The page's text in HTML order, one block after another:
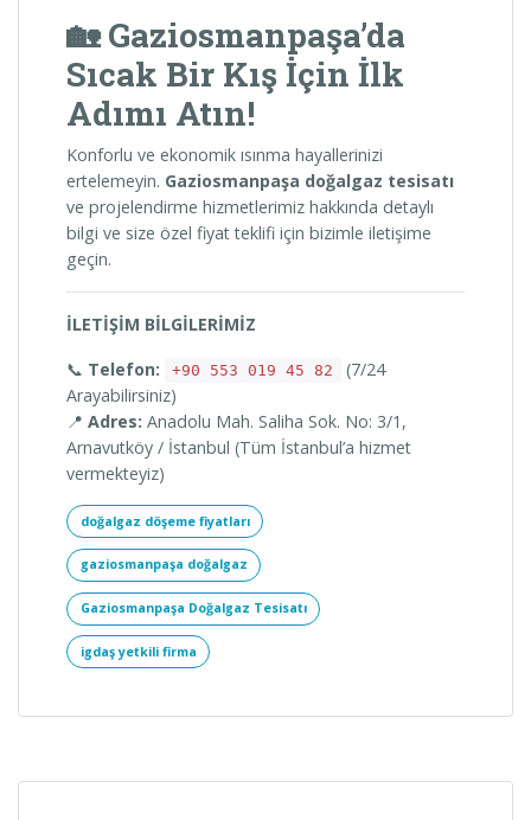
🏡 Gaziosmanpaşa’da
Sıcak Bir Kış İçin İlk
Adımı Atın!
Konforlu ve ekonomik ısınma hayallerinizi
ertelemeyin. Gaziosmanpaşa doğalgaz tesisatı
ve projelendirme hizmetlerimiz hakkında detaylı
bilgi ve size özel fiyat teklifi için bizimle iletişime
geçin.
İLETİŞİM BİLGİLERİMİZ
📞 Telefon: +90 553 019 45 82
(7/24
Arayabilirsiniz)
📍 Adres: Anadolu Mah. Saliha Sok. No: 3/1,
Arnavutköy / İstanbul (Tüm İstanbul’a hizmet
vermekteyiz)
doğalgaz döşeme fiyatları
gaziosmanpaşa doğalgaz
Gaziosmanpaşa Doğalgaz Tesisatı
igdaş yetkili firma